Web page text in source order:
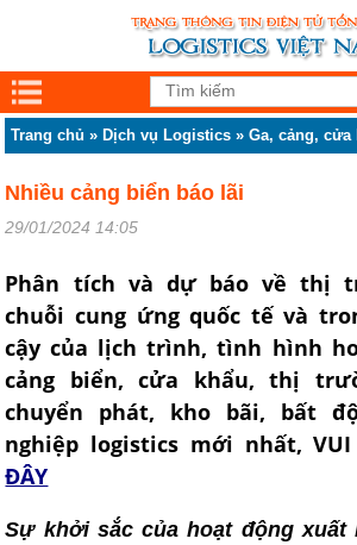
Trang chủ » Dịch vụ Logistics »Ga, cảng, cửa
Nhiều cảng biển báo lãi
29/01/2024 14:05
Phân tích và dự báo về thị
chuỗi cung ứng quốc tế và
cậy của lịch trình, tình hình
cảng biển, cửa khẩu, thị
chuyển phát, kho bãi, bất
nghiệp logistics mới nhất, VUI
ĐÂY
Sự khởi sắc của hoạt động xuất